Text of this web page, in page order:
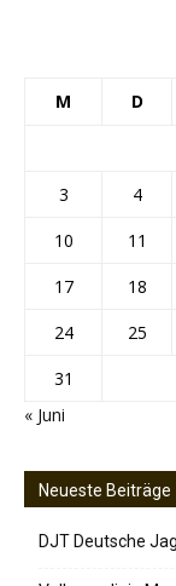
M D
3
4
10
11
17
18
24
25
31
« Juni
Neueste Beiträge
DJT Deutsche